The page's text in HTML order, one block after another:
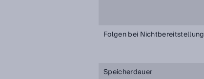
Folgen bei Nichtbereitstellung
Speicherdauer